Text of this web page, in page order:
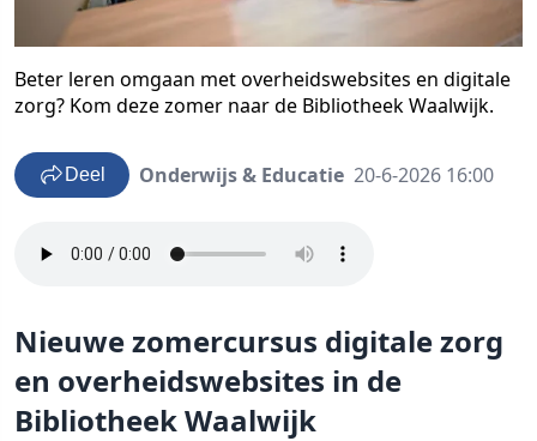
Beter leren omgaan met overheidswebsites en digitale
zorg? Kom deze zomer naar de Bibliotheek Waalwijk.
Deel Onderwijs & Educatie 20-6-2026 16:00
Nieuwe zomercursus digitale zorg
en overheidswebsites in de
Bibliotheek Waalwijk